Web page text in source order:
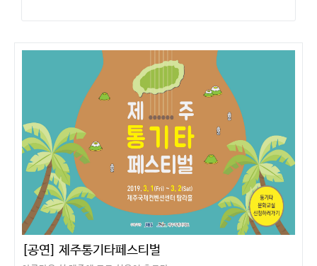
[공연] 제주통기타페스티벌